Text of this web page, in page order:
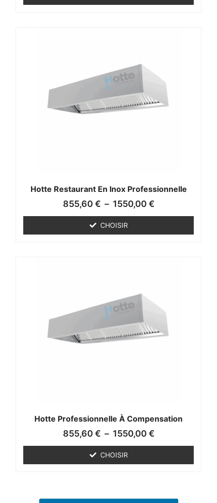
Hotte Restaurant En Inox Professionnelle
855,60 € – 1550,00 €
CHOISIR
Hotte Professionnelle À Compensation
855,60 € – 1550,00 €
CHOISIR